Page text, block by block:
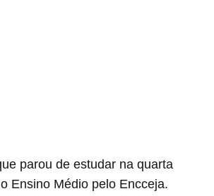
parou de estudar na quarta
Ensino Médio pelo Encceja.